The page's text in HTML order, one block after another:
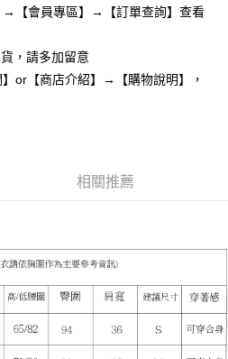
卡、不需儲值。
證，即可結帳。
再付款。
後付」後，將跳轉至「AFTEE先享後付」
付款，方視為交易完成。
立刻繳費，但若您需要取消訂單，請聯絡
款等相關疑問，請聯繫「AFTEE先享後付
support/home
提供之「AFTEE先享後付」服務完成之交
個人資料，並將交易相關給付款項請求債
上)免運費
上)免運費
→【會員專區】→【訂單查詢】查看
，請多加留意
or【商店介紹】→【購物說明】，
相關推薦